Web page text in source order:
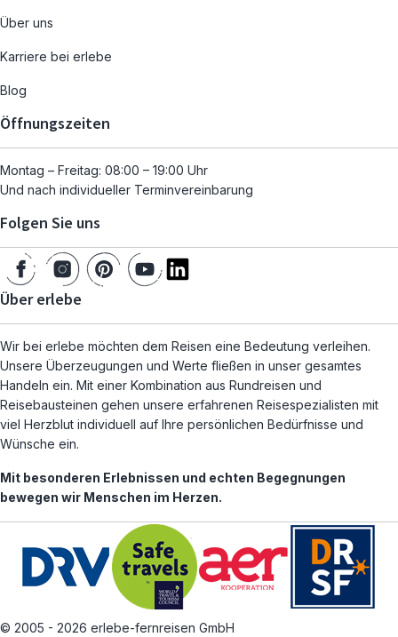
Über uns
Karriere bei erlebe
Blog
Öffnungszeiten
Montag – Freitag: 08:00 – 19:00 Uhr
Und nach individueller Terminvereinbarung
Folgen Sie uns
Über erlebe
Wir bei erlebe möchten dem Reisen eine Bedeutung verleihen.
Unsere Überzeugungen und Werte fließen in unser gesamtes
Handeln ein. Mit einer Kombination aus Rundreisen und
Reisebausteinen gehen unsere erfahrenen Reisespezialisten mit
viel Herzblut individuell auf Ihre persönlichen Bedürfnisse und
Wünsche ein.
Mit besonderen Erlebnissen und echten Begegnungen
bewegen wir Menschen im Herzen.
© 2005 - 2026 erlebe-fernreisen GmbH